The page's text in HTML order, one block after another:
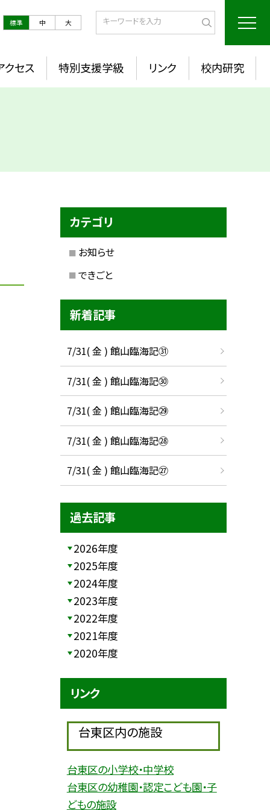
標準 中 大
クセス 特別支援学級 リンク 校内研究
カテゴリ
お知らせ
できごと
新着記事
7/31( 金 ) 館山臨海記㉛
7/31( 金 ) 館山臨海記㉚
7/31( 金 ) 館山臨海記㉙
7/31( 金 ) 館山臨海記㉘
7/31( 金 ) 館山臨海記㉗
過去記事
2026年度
2025年度
2024年度
2023年度
2022年度
2021年度
2020年度
リンク
台東区内の施設
台東区の小学校・中学校
台東区の幼稚園・認定こども園・子
どもの施設